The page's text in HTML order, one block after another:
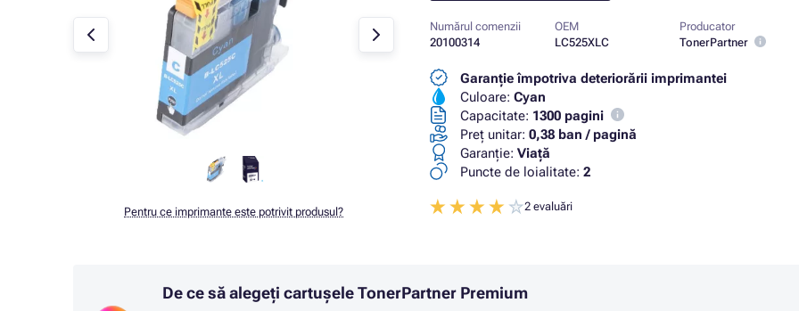
Pentru ce imprimante este potrivit produsul?
Numărul comenzii
20100314
OEM
LC525XLC
Producator
TonerPartner
Garanție împotriva deteriorării imprimantei
Culoare: Cyan
Capacitate: 1300 pagini
Preț unitar: 0,38 ban / pagină
Garanţie: Viaţă
Puncte de loialitate: 2
2 evaluări
De ce să alegeți cartușele TonerPartner Premium